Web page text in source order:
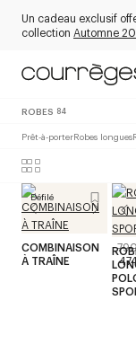
Un cadeau exclusif
collection Automne
ROBES 84
Prêt-à-porterRobes longues
Défilé
COMBINAISON
À TRAÎNE